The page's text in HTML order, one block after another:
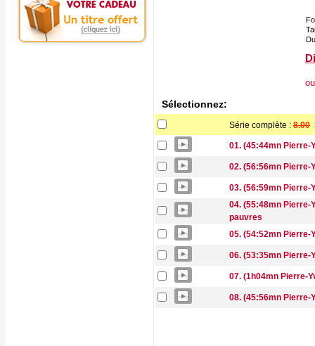
Sélectionnez:
Série complète : 8.00
01. (45:44mn Pierre-
02. (56:56mn Pierre-
03. (56:59mn Pierre-
04. (55:48mn Pierre-
pauvres
05. (54:52mn Pierre-
06. (53:35mn Pierre-
07. (1h04mn Pierre-
08. (45:56mn Pierre-